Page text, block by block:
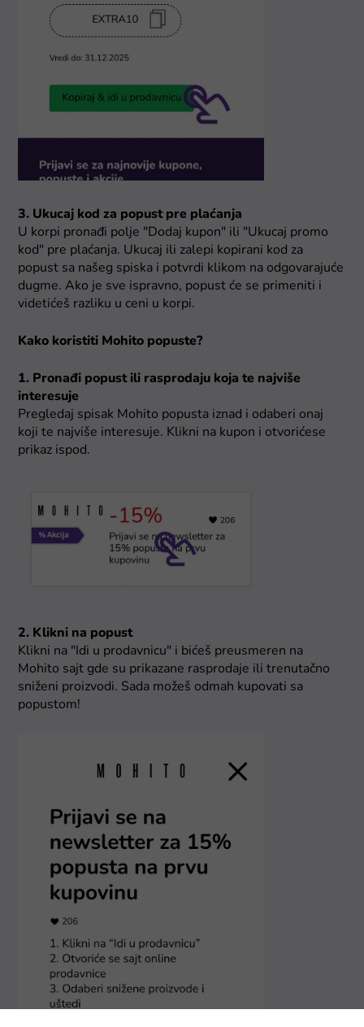
3. Ukucaj kod za popust pre plaćanja
U korpi pronađi polje "Dodaj kupon" ili "Ukucaj promo
kod" pre plaćanja. Ukucaj ili zalepi kopirani kod za
popust sa našeg spiska i potvrdi klikom na odgovarajuće
dugme. Ako je sve ispravno, popust će se primeniti i
videtićeš razliku u ceni u korpi.
Kako koristiti Mohito popuste?
1. Pronađi popust ili rasprodaju koja te najviše
interesuje
Pregledaj spisak Mohito popusta iznad i odaberi onaj
koji te najviše interesuje. Klikni na kupon i otvorićese
prikaz ispod.
2. Klikni na popust
Klikni na "Idi u prodavnicu" i bićeš preusmeren na
Mohito sajt gde su prikazane rasprodaje ili trenutačno
sniženi proizvodi. Sada možeš odmah kupovati sa
popustom!